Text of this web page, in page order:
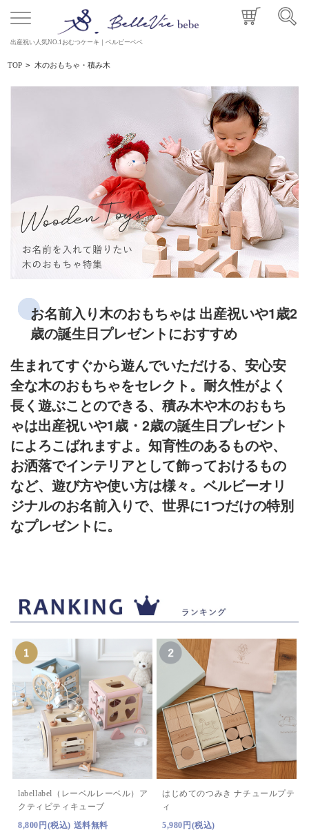
出産祝い人気NO.1おむつケーキ｜ベルビーベベ
TOP > 木のおもちゃ・積み木
お名前入り木のおもちゃは 出産祝いや1歳2
歳の誕生日プレゼントにおすすめ
生まれてすぐから遊んでいただける、安心安
全な木のおもちゃをセレクト。 耐久性がよく
長く遊ぶことのできる、積み木や木のおもち
ゃは出産祝いや1歳・2歳の誕生日プレゼント
によろこばれますよ。 知育性のあるものや、
お洒落でインテリアとして飾っておけるもの
など、遊び方や使い方は様々。 ベルビーオリ
ジナルのお名前入りで、世界に1つだけの特別
なプレゼントに。
labellabel（レーベルレーベル） ア
クティビティキューブ
8,800円(税込) 送料無料
はじめてのつみき ナチュールプテ
ィ
5,980円(税込)